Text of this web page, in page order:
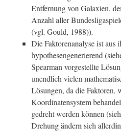
Entfernung von Galaxien,
Anzahl aller
(vgl. Gould, 1988)).
Die Faktorenanalyse ist aus
hypothesengenerierend
Spearman vorgestellte
unendlich vielen
Lösungen, da die Faktoren,
Koordinatensystem
gedreht werden können
Drehung ändern sich